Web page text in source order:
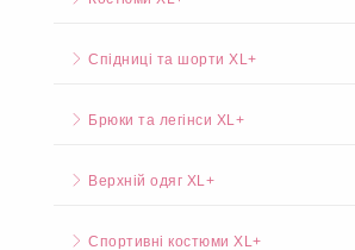
Спідниці та шорти XL+
Брюки та легінси XL+
Верхній одяг XL+
Спортивні костюми XL+